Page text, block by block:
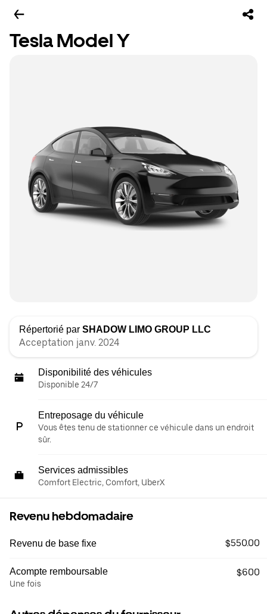
Tesla Model Y
Répertorié par SHADOW LIMO GROUP LLC
Acceptation janv. 2024
Disponibilité des véhicules
Disponible 24/7
Entreposage du véhicule
Vous êtes tenu de stationner ce véhicule dans un endroit
sûr.
Services admissibles
Comfort Electric, Comfort, UberX
Revenu hebdomadaire
Revenu de base fixe $550.00
Acompte remboursable
Une fois
$600